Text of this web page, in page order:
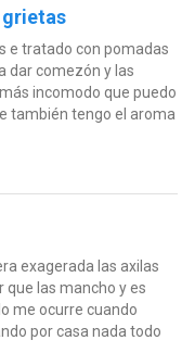
e tratado con pomadas
dar comezón y las
incomodo que puedo
también tengo el aroma
exagerada las axilas
que las mancho y es
me ocurre cuando
por casa nada todo